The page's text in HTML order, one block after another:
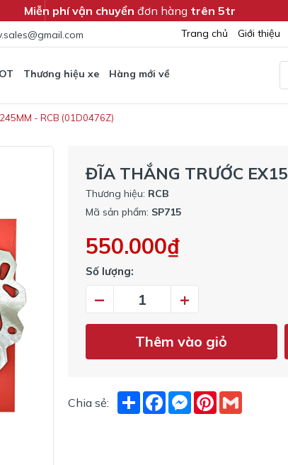
Miễn phí vận chuyển đơn hàng trên 5tr
Trang chủ Giới thiệu
Thương hiệu xe Hàng mới về
- RCB (01D0476Z)
ĐĨA THẮNG TRƯỚC
Thương hiệu: RCB
Mã sản phẩm: SP715
550.000₫
Số lượng:
– +
Thêm vào giỏ
Chia sẻ: ShareFacebookMessenger
Pinterest
Gmail